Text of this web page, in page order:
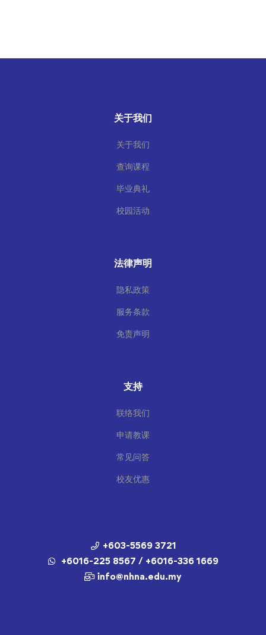
关于我们
关于我们
查询课程
毕业典礼
校园活动
法律声明
隐私政策
服务条款
免责声明
支持
联络我们
申请教课
常见问答
校友优惠
+603-5569 3721
+6016-225 8567 / +6016-336 1669
info@nhna.edu.my